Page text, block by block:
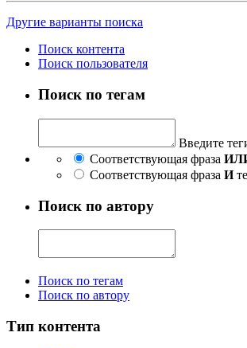
Другие варианты поиска
Поиск контента
Поиск пользователя
Поиск по тегам
Введите
Соответствующая фраза
Соответствующая фраза И
Поиск по автору
Поиск по тегам
Поиск по автору
Тип контента